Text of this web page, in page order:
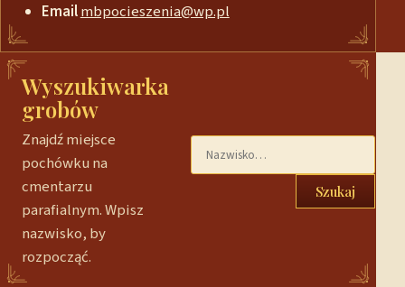
Emailmbpocieszenia@wp.pl
Wyszukiwarka
grobów
Znajdź miejsce
pochówku na
cmentarzu
parafialnym. Wpisz
nazwisko, by
rozpocząć.
Szukaj